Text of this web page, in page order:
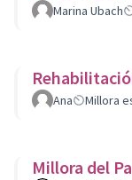
Marina Ubach
Ana Millora
Millora del